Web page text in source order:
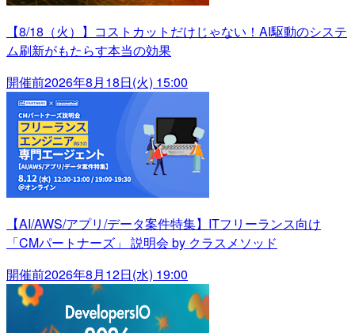
【8/18（火）】コストカットだけじゃない！AI駆動のシステ
ム刷新がもたらす本当の効果
開催前2026年8月18日(火) 15:00
【AI/AWS/アプリ/データ案件特集】ITフリーランス向け
「CMパートナーズ」 説明会 by クラスメソッド
開催前2026年8月12日(水) 19:00